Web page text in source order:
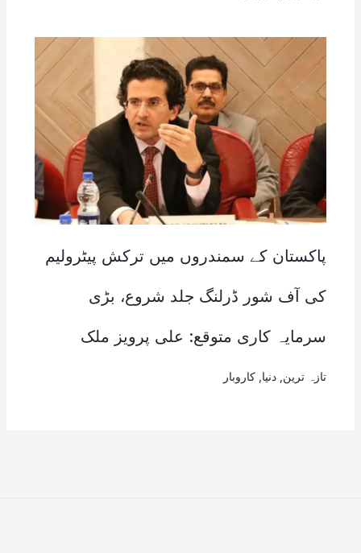
پاکستان کے سمندروں میں ترکش پیٹرولیم
کی آف شور ڈرلنگ جلد شروع، بڑی
سرمایہ کاری متوقع: علی پرویز ملک
تازہ ترین دنیا کاروبار